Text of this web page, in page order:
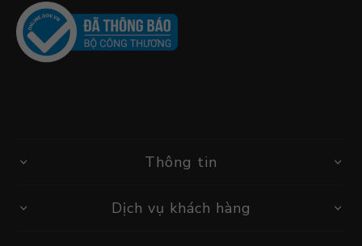
Thông tin
Dịch vụ khách hàng